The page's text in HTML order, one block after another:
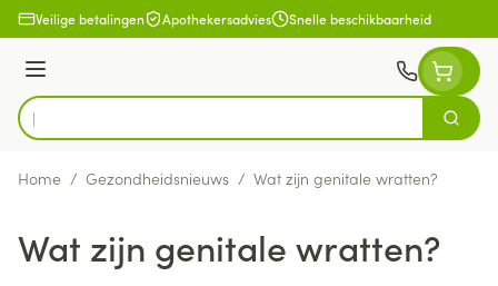
Ga naar de inhoud
Veilige betalingen Apothekersadvies Snelle beschikbaarheid
Menu
Product, merk, categorie...
Zoek
Home / Gezondheidsnieuws / Wat zijn genitale wratten?
Wat zijn genitale wratten?